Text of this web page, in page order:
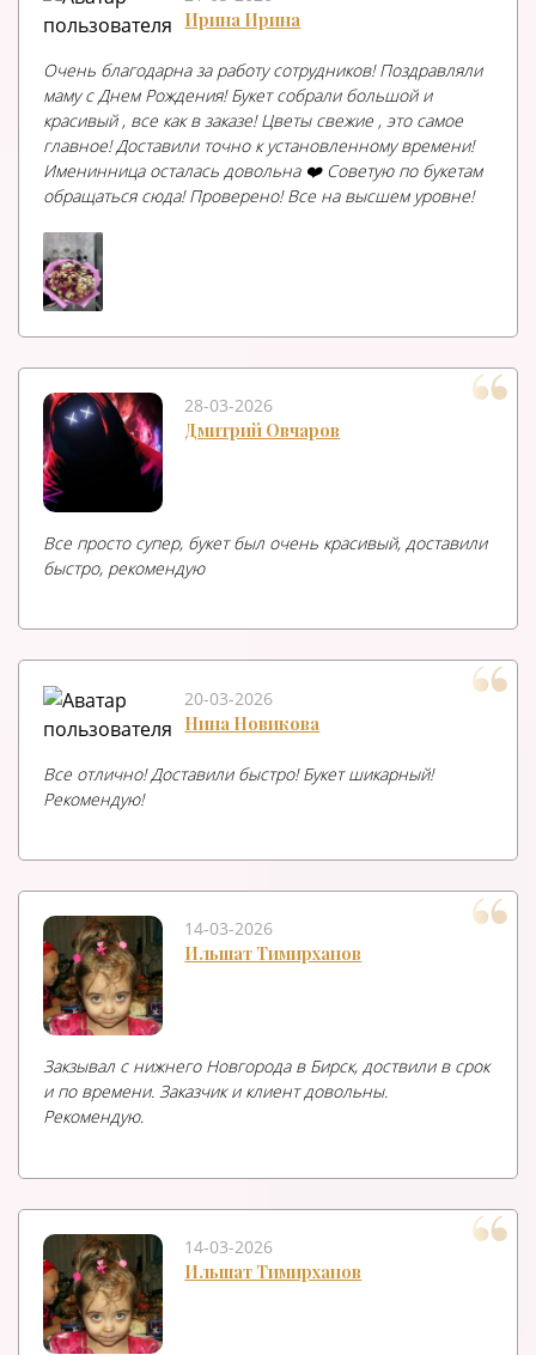
Ирина Ирина
Очень благодарна за работу сотрудников! Поздравляли
маму с Днем Рождения! Букет собрали большой и
красивый , все как в заказе! Цветы свежие , это самое
главное! Доставили точно к установленному времени!
Именинница осталась довольна ❤️ Советую по букетам
обращаться сюда! Проверено! Все на высшем уровне!
28-03-2026
Дмитрий Овчаров
Все просто супер, букет был очень красивый, доставили
быстро, рекомендую
20-03-2026
Нина Новикова
Все отлично! Доставили быстро! Букет шикарный!
Рекомендую!
14-03-2026
Ильшат Тимирханов
Закзывал с нижнего Новгорода в Бирск, доствили в срок
и по времени. Заказчик и клиент довольны.
Рекомендую.
14-03-2026
Ильшат Тимирханов